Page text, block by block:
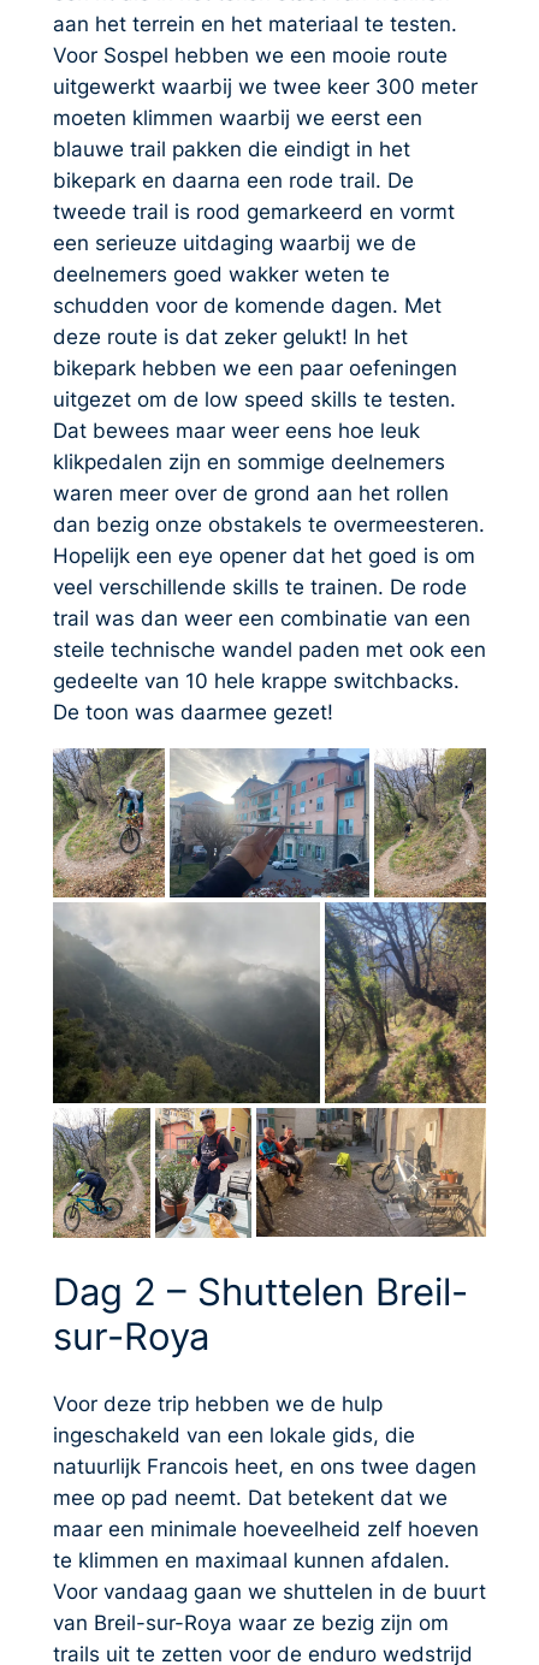
aan het terrein en het materiaal te testen.
Voor Sospel hebben we een mooie route
uitgewerkt waarbij we twee keer 300 meter
moeten klimmen waarbij we eerst een
blauwe trail pakken die eindigt in het
bikepark en daarna een rode trail. De
tweede trail is rood gemarkeerd en vormt
een serieuze uitdaging waarbij we de
deelnemers goed wakker weten te
schudden voor de komende dagen. Met
deze route is dat zeker gelukt! In het
bikepark hebben we een paar oefeningen
uitgezet om de low speed skills te testen.
Dat bewees maar weer eens hoe leuk
klikpedalen zijn en sommige deelnemers
waren meer over de grond aan het rollen
dan bezig onze obstakels te overmeesteren.
Hopelijk een eye opener dat het goed is om
veel verschillende skills te trainen. De rode
trail was dan weer een combinatie van een
steile technische wandel paden met ook een
gedeelte van 10 hele krappe switchbacks.
De toon was daarmee gezet!
Dag 2 – Shuttelen Breil-
sur-Roya
Voor deze trip hebben we de hulp
ingeschakeld van een lokale gids, die
natuurlijk Francois heet, en ons twee dagen
mee op pad neemt. Dat betekent dat we
maar een minimale hoeveelheid zelf hoeven
te klimmen en maximaal kunnen afdalen.
Voor vandaag gaan we shuttelen in de buurt
van Breil-sur-Roya waar ze bezig zijn om
trails uit te zetten voor de enduro wedstrijd